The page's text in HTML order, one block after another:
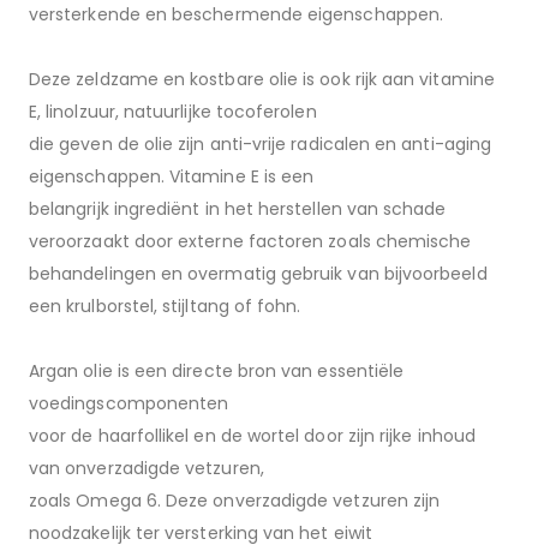
versterkende en beschermende eigenschappen.
Deze zeldzame en kostbare olie is ook rijk aan vitamine
E, linolzuur, natuurlijke tocoferolen
die geven de olie zijn anti-vrije radicalen en anti-aging
eigenschappen. Vitamine E is een
belangrijk ingrediënt in het herstellen van schade
veroorzaakt door externe factoren zoals chemische
behandelingen en overmatig gebruik van bijvoorbeeld
een krulborstel, stijltang of fohn.
Argan olie is een directe bron van essentiële
voedingscomponenten
voor de haarfollikel en de wortel door zijn rijke inhoud
van onverzadigde vetzuren,
zoals Omega 6. Deze onverzadigde vetzuren zijn
noodzakelijk ter versterking van het eiwit